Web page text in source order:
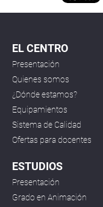
EL CENTRO
Presentación
Quienes somos
¿Dónde estamos?
Equipamientos
Sistema de Calidad
Ofertas para docentes
ESTUDIOS
Presentación
Grado en Animación